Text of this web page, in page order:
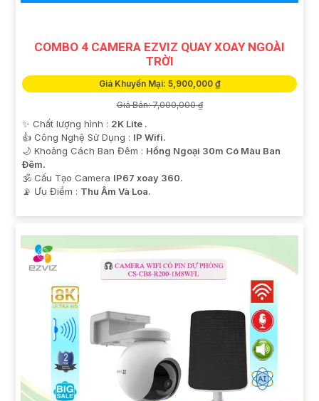
COMBO 4 CAMERA EZVIZ QUAY XOAY NGOÀI
TRỜI
Giá Khuyến Mại: 5,900,000 ₫
Giá Bán: 7,000,000 ₫
✨ Chất lượng hình : 2K Lite .
👍 Công Nghệ Sử Dụng : IP Wifi.
🌙 Khoảng Cách Ban Đêm : Hồng Ngoại 30m Có Màu Ban
Ðêm.
🕉️ Cấu Tạo Camera IP67 xoay 360.
️📡 Ưu Điểm : Thu Âm Và Loa.